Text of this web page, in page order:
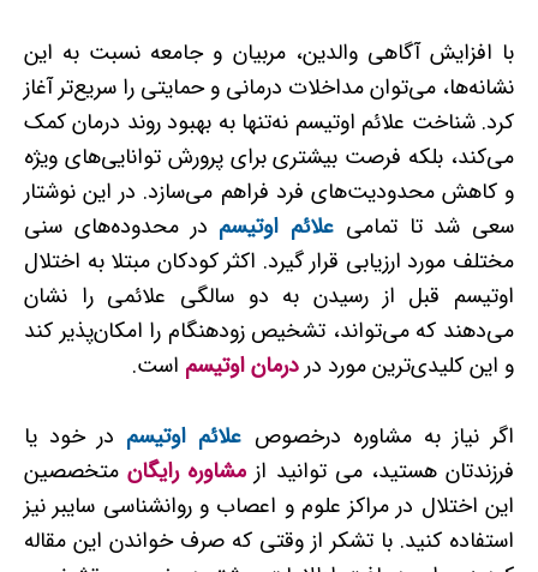
با افزایش آگاهی والدین، مربیان و جامعه نسبت به این
نشانه‌ها، می‌توان مداخلات درمانی و حمایتی را سریع‌تر آغاز
کرد. شناخت علائم اوتیسم نه‌تنها به بهبود روند درمان کمک
می‌کند، بلکه فرصت بیشتری برای پرورش توانایی‌های ویژه
و کاهش محدودیت‌های فرد فراهم می‌سازد. در این نوشتار
سعی شد تا تمامی علائم اوتیسم در محدوده‌های سنی
مختلف مورد ارزیابی قرار گیرد. اکثر کودکان مبتلا به اختلال
اوتیسم قبل از رسیدن به دو سالگی علائمی را نشان
می‌دهند که می‌تواند، تشخیص زودهنگام را امکان‌پذیر کند
و این کلیدی‌ترین مورد در درمان اوتیسم است.
اگر نیاز به مشاوره درخصوص علائم اوتیسم در خود یا
فرزندتان هستید، می توانید از مشاوره رایگانمتخصصین
این اختلال در مراکز علوم و اعصاب و روانشناسی سایبر نیز
استفاده کنید. با تشکر از وقتی که صرف خواندن این مقاله